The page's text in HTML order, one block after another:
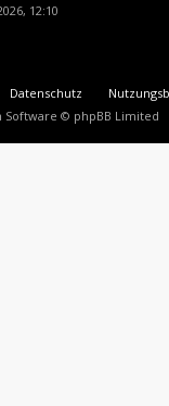
12:10
Datenschutz
Software © phpBB Limited